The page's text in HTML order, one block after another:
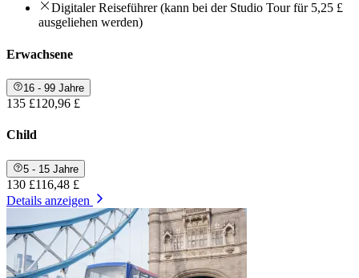
Digitaler Reiseführer (kann bei der Studio Tour für 5,25 £
ausgeliehen werden)
Erwachsene
16 - 99 Jahre
135 £120,96 £
Child
5 - 15 Jahre
130 £116,48 £
Details anzeigen